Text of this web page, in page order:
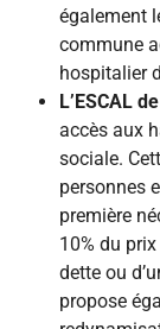
également
commune
hospitalier
L’ESCAL
accès aux
sociale.
personnes
première
10% du
dette ou
propose